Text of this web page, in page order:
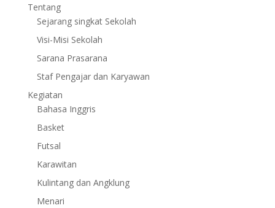
Tentang
Sejarang singkat Sekolah
Visi-Misi Sekolah
Sarana Prasarana
Staf Pengajar dan Karyawan
Kegiatan
Bahasa Inggris
Basket
Futsal
Karawitan
Kulintang dan Angklung
Menari